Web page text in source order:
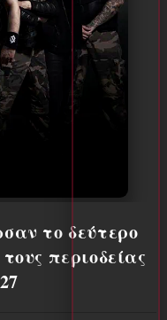
το δεύτερο
περιοδείας